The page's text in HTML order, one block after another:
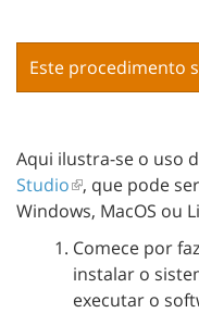
Este procedimento
Aqui ilustra-se o uso
Studio
, que pode
Windows, MacOS ou
Comece por
instalar o
executar o